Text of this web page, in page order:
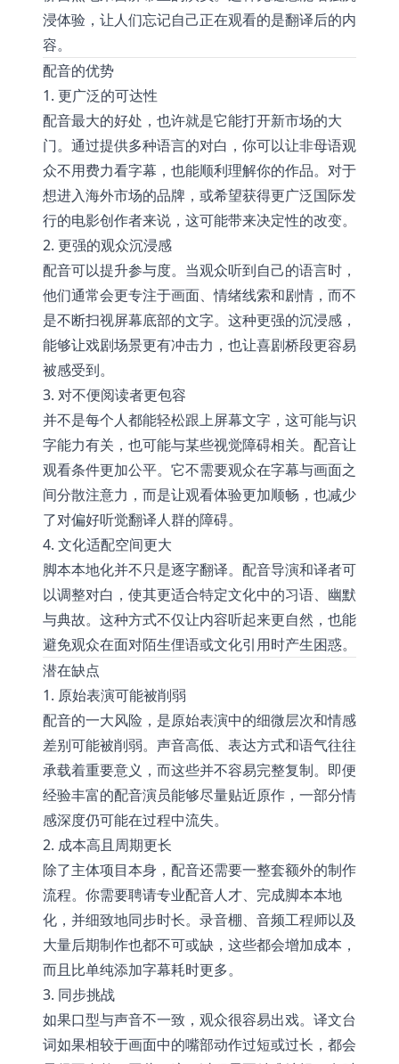
浸体验，让人们忘记自己正在观看的是翻译后的内
容。
配音的优势
1. 更广泛的可达性
配音最大的好处，也许就是它能打开新市场的大
门。通过提供多种语言的对白，你可以让非母语观
众不用费力看字幕，也能顺利理解你的作品。对于
想进入海外市场的品牌，或希望获得更广泛国际发
行的电影创作者来说，这可能带来决定性的改变。
2. 更强的观众沉浸感
配音可以提升参与度。当观众听到自己的语言时，
他们通常会更专注于画面、情绪线索和剧情，而不
是不断扫视屏幕底部的文字。这种更强的沉浸感，
能够让戏剧场景更有冲击力，也让喜剧桥段更容易
被感受到。
3. 对不便阅读者更包容
并不是每个人都能轻松跟上屏幕文字，这可能与识
字能力有关，也可能与某些视觉障碍相关。配音让
观看条件更加公平。它不需要观众在字幕与画面之
间分散注意力，而是让观看体验更加顺畅，也减少
了对偏好听觉翻译人群的障碍。
4. 文化适配空间更大
脚本本地化并不只是逐字翻译。配音导演和译者可
以调整对白，使其更适合特定文化中的习语、幽默
与典故。这种方式不仅让内容听起来更自然，也能
避免观众在面对陌生俚语或文化引用时产生困惑。
潜在缺点
1. 原始表演可能被削弱
配音的一大风险，是原始表演中的细微层次和情感
差别可能被削弱。声音高低、表达方式和语气往往
承载着重要意义，而这些并不容易完整复制。即便
经验丰富的配音演员能够尽量贴近原作，一部分情
感深度仍可能在过程中流失。
2. 成本高且周期更长
除了主体项目本身，配音还需要一整套额外的制作
流程。你需要聘请专业配音人才、完成脚本本地
化，并细致地同步时长。录音棚、音频工程师以及
大量后期制作也都不可或缺，这些都会增加成本，
而且比单纯添加字幕耗时更多。
3. 同步挑战
如果口型与声音不一致，观众很容易出戏。译文台
词如果相较于画面中的嘴部动作过短或过长，都会